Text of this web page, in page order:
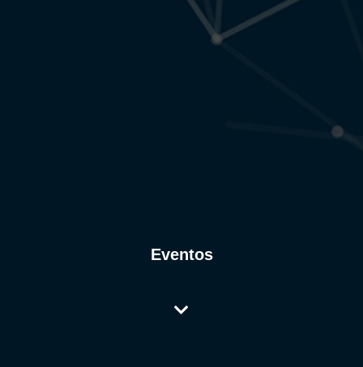
Eventos